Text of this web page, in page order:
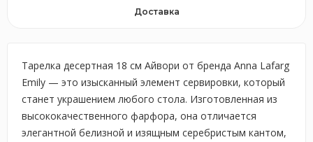
Доставка
Тарелка десертная 18 см Айвори от бренда Anna Lafarg
Emily — это изысканный элемент сервировки, который
станет украшением любого стола. Изготовленная из
высококачественного фарфора, она отличается
элегантной белизной и изящным серебристым кантом,